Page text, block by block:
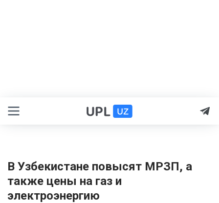
В Узбекистане повысят МРЗП, а
также цены на газ и
электроэнергию